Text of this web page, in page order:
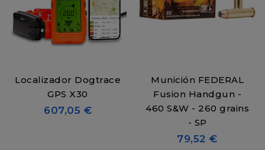
Localizador Dogtrace
GPS X30
607,05 €
Munición FEDERAL
Fusion Handgun -
460 S&W - 260 grains
- SP
79,52 €